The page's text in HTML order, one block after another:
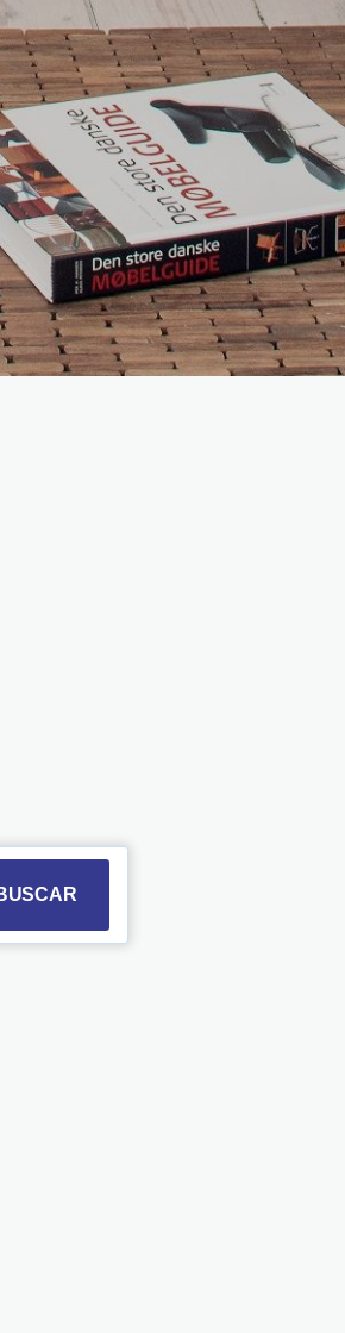
select a date. Press the
calendar and select a date.